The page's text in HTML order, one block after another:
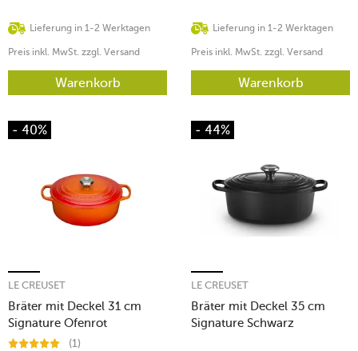
Lieferung in 1-2 Werktagen
Preis inkl. MwSt. zzgl. Versand
Warenkorb
Lieferung in 1-2 Werktagen
Preis inkl. MwSt. zzgl. Versand
Warenkorb
- 40%
Bräter mit Deckel 31 cm
Signature Ofenrot
LE CREUSET
(1)
- 44%
Bräter mit Deckel 35 cm
Signature Schwarz
LE CREUSET